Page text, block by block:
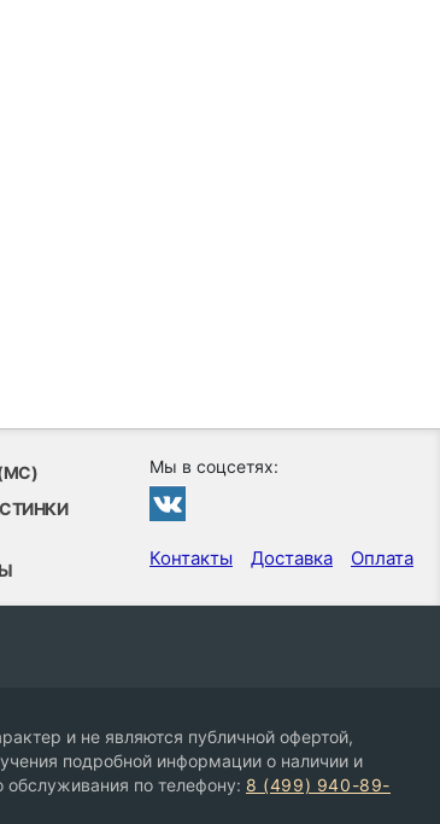
Мы в соцсетях:
Контакты Доставка Оплата
и не являются публичной офертой,
подробной информации о наличии и
обслуживания по телефону: 8 (499) 940-89-